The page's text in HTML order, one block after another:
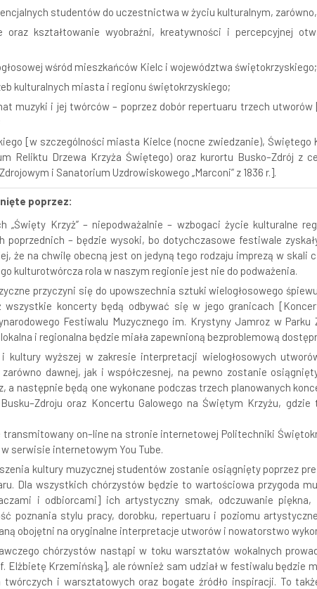
studentów do uczestnictwa w życiu kulturalnym,
oraz kształtowanie wyobraźni, kreatywności i percepcyjnej
wśród mieszkańców Kielc i województwa świętokrzyskiego;
kulturalnych miasta i regionu świętokrzyskiego;
muzyki i jej twórców – poprzez dobór repertuaru trzech
[w szczególności miasta Kielce (nocne zwiedzanie), Świętego
Reliktu Drzewa Krzyża Świętego) oraz kurortu Busko–Zdrój z
i Sanatorium Uzdrowiskowego „Marconi” z 1836 r.].
poprzez:
„Święty Krzyż” – niepodważalnie – wzbogaci życie kulturalne
poprzednich – będzie wysoki, bo dotychczasowe festiwale
że na chwilę obecną jest on jedyną tego rodzaju imprezą w skali
kulturotwórcza rola w naszym regionie jest nie do podważenia.
przyczyni się do upowszechnia sztuki wielogłosowego
wszystkie koncerty będą odbywać się w jego granicach
Festiwalu Muzycznego im. Krystyny Jamroz w
i regionalna będzie miała zapewnioną bezproblemową
kultury wyższej w zakresie interpretacji wielogłosowych
dawnej, jak i współczesnej, na pewno zostanie
a następnie będą one wykonane podczas trzech planowanych
oraz Koncertu Galowego na Świętym Krzyżu,
transmitowany on–line na stronie internetowej Politechniki
serwisie internetowym You Tube.
kultury muzycznej studentów zostanie osiągnięty poprzez
Dla wszystkich chórzystów będzie to wartościowa przygoda
i odbiorcami] ich artystyczny smak, odczuwanie
poznania stylu pracy, dorobku, repertuaru i poziomu
obojętni na oryginalne interpretacje utworów i nowatorstwo
chórzystów nastąpi w toku warsztatów wokalnych
Elżbietę Krzemińską], ale również sam udział w festiwalu będzie
twórczych i warsztatowych oraz bogate źródło inspiracji. To